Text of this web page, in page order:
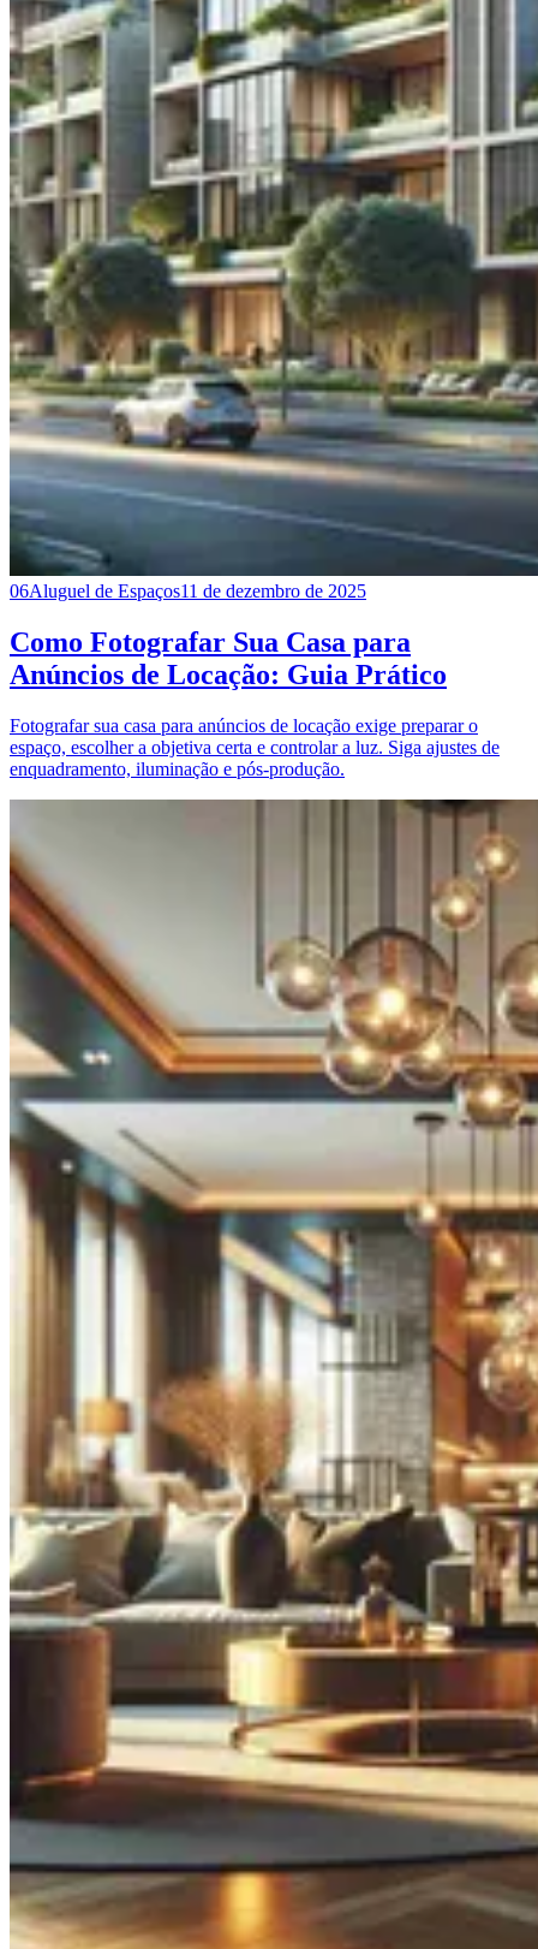
06Aluguel de Espaços11 de dezembro de 2025
Como Fotografar Sua Casa para
Anúncios de Locação: Guia Prático
Fotografar sua casa para anúncios de locação exige preparar o
espaço, escolher a objetiva certa e controlar a luz. Siga ajustes de
enquadramento, iluminação e pós‑produção.